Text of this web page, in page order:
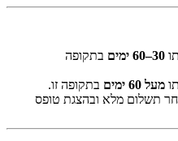
30–60 ימים
בתקופה
מעל 60 ימים
בתקופה זו.
תשלום מלא ובהצגת טופס